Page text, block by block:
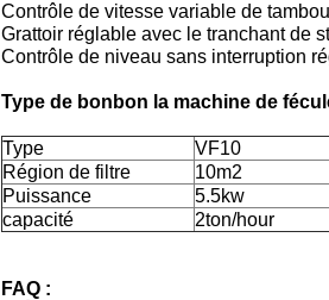
Contrôle de vitesse variable de
Grattoir réglable avec le tranchant de
Contrôle de niveau sans interruption
Type de bonbon la machine de
Type VF10
Région de filtre
10m2
Puissance
5.5kw
capacité
2ton/hour
FAQ :